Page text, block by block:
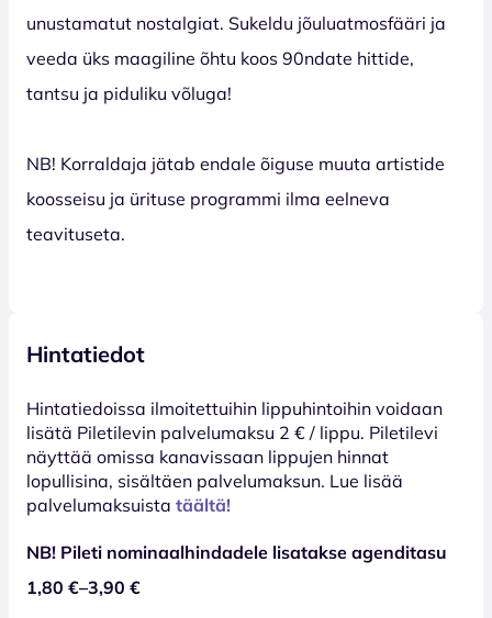
unustamatut nostalgiat. Sukeldu jõuluatmosfääri ja
veeda üks maagiline õhtu koos 90ndate hittide,
tantsu ja piduliku võluga!
NB! Korraldaja jätab endale õiguse muuta artistide
koosseisu ja ürituse programmi ilma eelneva
teavituseta.
Hintatiedot
Hinta­tiedoissa ilmoitettuihin lippuhintoihin voidaan
lisätä Piletilevin palvelumaksu 2 € / lippu. Piletilevi
näyttää omissa kanavissaan lippujen hinnat
lopullisina, sisältäen palvelumaksun. Lue lisää
palvelumaksuista täältä!
NB! Pileti nominaalhindadele lisatakse agenditasu
1,80 €–3,90 €